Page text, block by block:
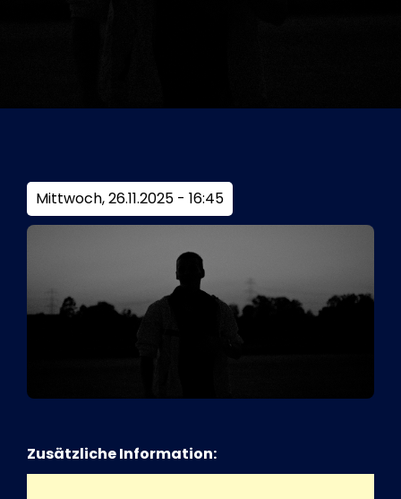
Mittwoch, 26.11.2025 - 16:45
Zusätzliche Information: